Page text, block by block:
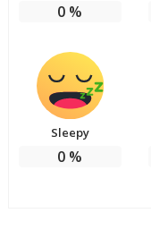
0 %
Sleepy
0 %